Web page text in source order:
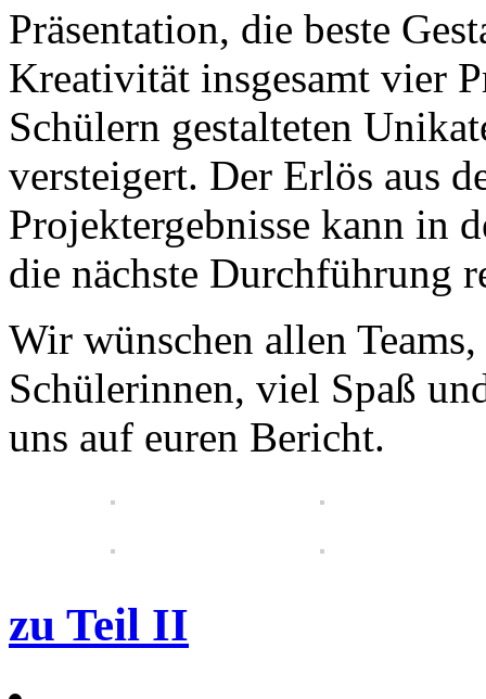
Präsentation, die beste
Kreativität insgesamt vier
Schülern gestalteten
versteigert. Der Erlös aus
Projektergebnisse kann in
die nächste Durchführung
Wir wünschen allen
Schülerinnen, viel Spaß
uns auf euren Bericht.
zu Teil II